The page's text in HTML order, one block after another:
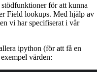
för att kunna
Field lookups. Med hjälp av
vi har specifiserat i vår
ipython (för att få en
värden: